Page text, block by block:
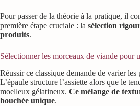
Pour passer de la théorie à la pratique, il
première étape cruciale : la sélection
produits.
Sélectionner les morceaux de viande pour
Réussir ce classique demande de varier les
L’épaule structure l’assiette alors que le
moelleux gélatineux. Ce mélange de
bouchée unique.